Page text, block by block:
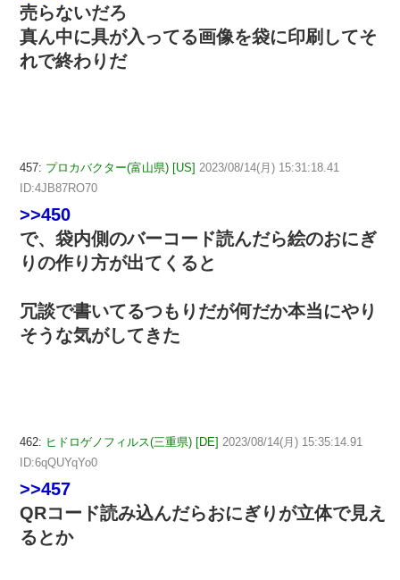
売らないだろ
真ん中に具が入ってる画像を袋に印刷してそ
れで終わりだ
457: プロカバクター(富山県) [US] 2023/08/14(月) 15:31:18.41
ID:4JB87RO70
>>450
で、袋内側のバーコード読んだら絵のおにぎ
りの作り方が出てくると
冗談で書いてるつもりだが何だか本当にやり
そうな気がしてきた
462: ヒドロゲノフィルス(三重県) [DE] 2023/08/14(月) 15:35:14.91
ID:6qQUYqYo0
>>457
QRコード読み込んだらおにぎりが立体で見え
るとか